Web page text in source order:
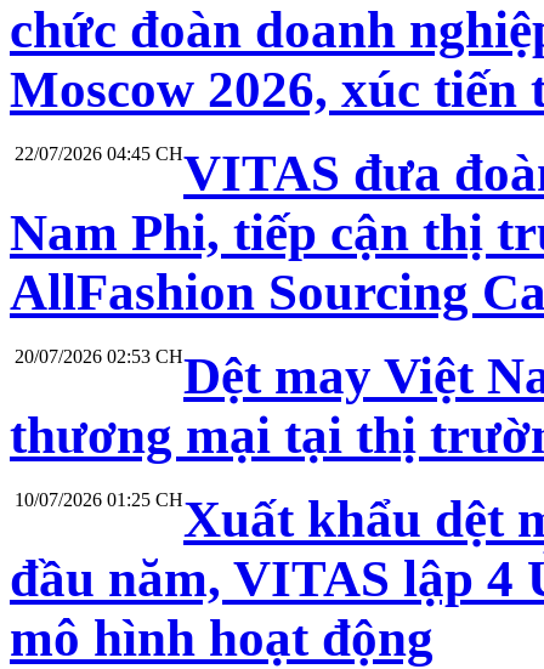
chức đoàn doanh
Moscow 2026, xúc
22/07/2026 04:45 CHVITAS đưa
Nam Phi, tiếp cận thị
AllFashion Sourcing
20/07/2026 02:53 CHDệt may Việt
thương mại tại thị
10/07/2026 01:25 CHXuất khẩu dệt
đầu năm, VITAS lập 4
mô hình hoạt động